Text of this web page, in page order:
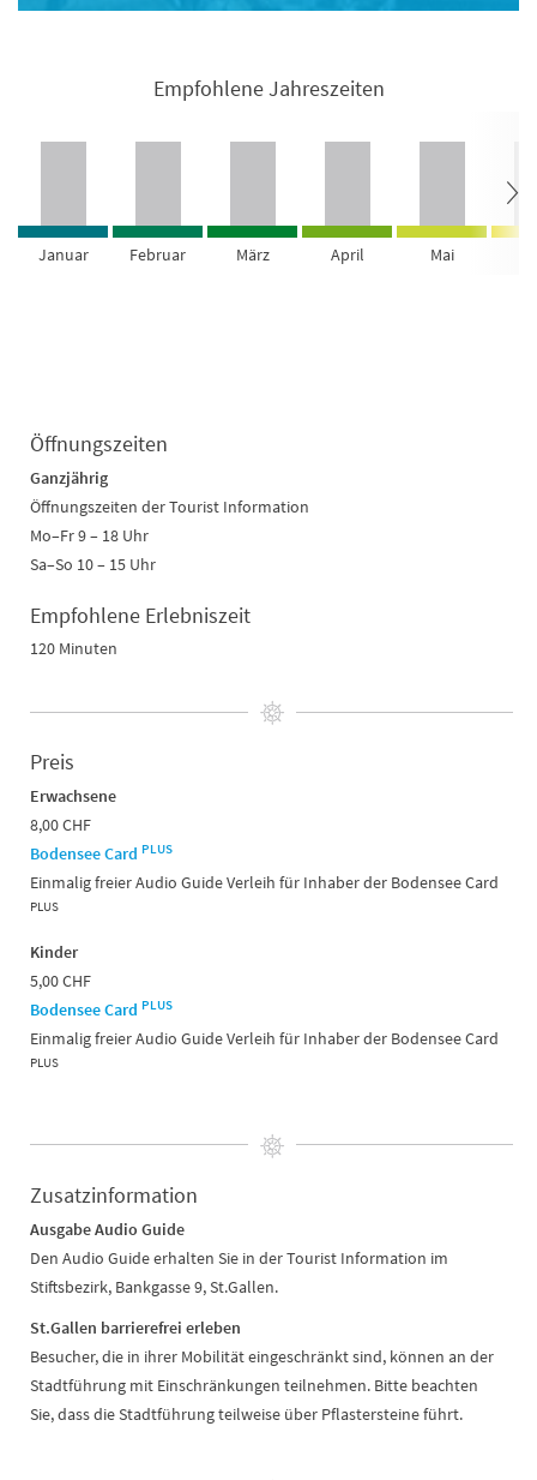
Empfohlene Jahreszeiten
Januar Februar März April Mai
Öffnungszeiten
Ganzjährig
Öffnungszeiten der Tourist Information
Mo–Fr 9 – 18 Uhr
Sa–So 10 – 15 Uhr
Empfohlene Erlebniszeit
120 Minuten
Preis
Erwachsene
8,00 CHF
Bodensee Card PLUS
Einmalig freier Audio Guide Verleih für Inhaber der Bodensee Card
PLUS
Kinder
5,00 CHF
Bodensee Card PLUS
Einmalig freier Audio Guide Verleih für Inhaber der Bodensee Card
PLUS
Zusatzinformation
Ausgabe Audio Guide
Den Audio Guide erhalten Sie in der Tourist Information im
Stiftsbezirk, Bankgasse 9, St.Gallen.
St.Gallen barrierefrei erleben
Besucher, die in ihrer Mobilität eingeschränkt sind, können an der
Stadtführung mit Einschränkungen teilnehmen. Bitte beachten
Sie, dass die Stadtführung teilweise über Pflastersteine führt.